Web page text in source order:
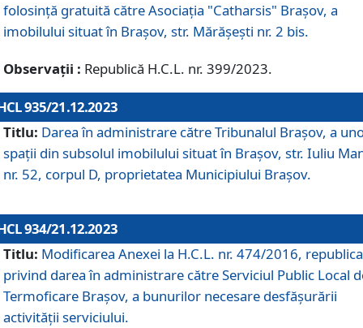
folosinţă gratuită către Asociaţia "Catharsis" Brașov, a
imobilului situat în Braşov, str. Mărăşeşti nr. 2 bis.
Observații : Republică H.C.L. nr. 399/2023.
935/21.12.2023
Titlu: Darea în administrare către Tribunalul Brașov, a
spații din subsolul imobilului situat în Brașov, str. Iuliu
nr. 52, corpul D, proprietatea Municipiului Brașov.
934/21.12.2023
Titlu: Modificarea Anexei la H.C.L. nr. 474/2016,
privind darea în administrare către Serviciul Public Local
Termoficare Braşov, a bunurilor necesare desfăşurării
activităţii serviciului.